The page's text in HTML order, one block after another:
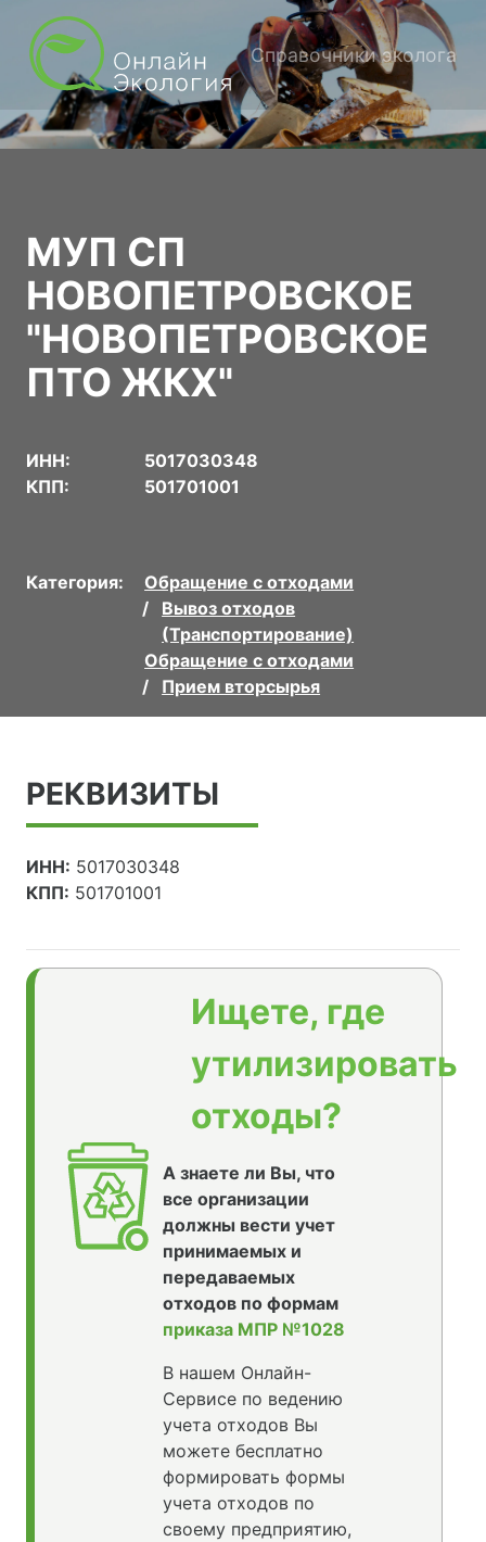
Справочники эколога
МУП СП
НОВОПЕТРОВСКОЕ
"НОВОПЕТРОВСКОЕ
ПТО ЖКХ"
ИНН:
5017030348
КПП:
501701001
Категория:
Обращение с отходами
Вывоз отходов
(Транспортирование)
Обращение с отходами
Прием вторсырья
РЕКВИЗИТЫ
ИНН: 5017030348
КПП: 501701001
Ищете, где
утилизировать
отходы?
А знаете ли Вы, что
все организации
должны вести учет
принимаемых и
передаваемых
отходов по формам
приказа МПР №1028
В нашем Онлайн-
Сервисе по ведению
учета отходов Вы
можете бесплатно
формировать формы
учета отходов по
своему предприятию,